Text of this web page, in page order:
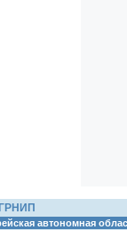
автономная